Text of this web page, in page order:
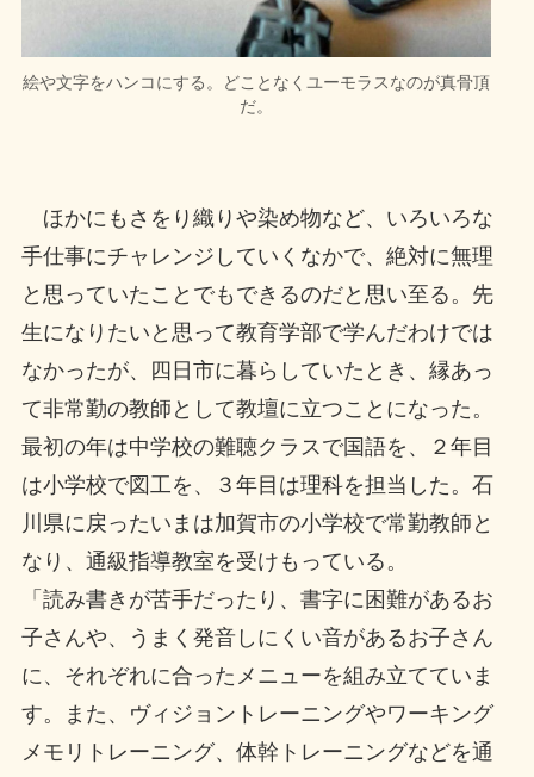
絵や文字をハンコにする。どことなくユーモラスなのが真骨頂
だ。
ほかにもさをり織りや染め物など、いろいろな
手仕事にチャレンジしていくなかで、絶対に無理
と思っていたことでもできるのだと思い至る。先
生になりたいと思って教育学部で学んだわけでは
なかったが、四日市に暮らしていたとき、縁あっ
て非常勤の教師として教壇に立つことになった。
最初の年は中学校の難聴クラスで国語を、２年目
は小学校で図工を、３年目は理科を担当した。石
川県に戻ったいまは加賀市の小学校で常勤教師と
なり、通級指導教室を受けもっている。
「読み書きが苦手だったり、書字に困難があるお
子さんや、うまく発音しにくい音があるお子さん
に、それぞれに合ったメニューを組み立てていま
す。また、ヴィジョントレーニングやワーキング
メモリトレーニング、体幹トレーニングなどを通